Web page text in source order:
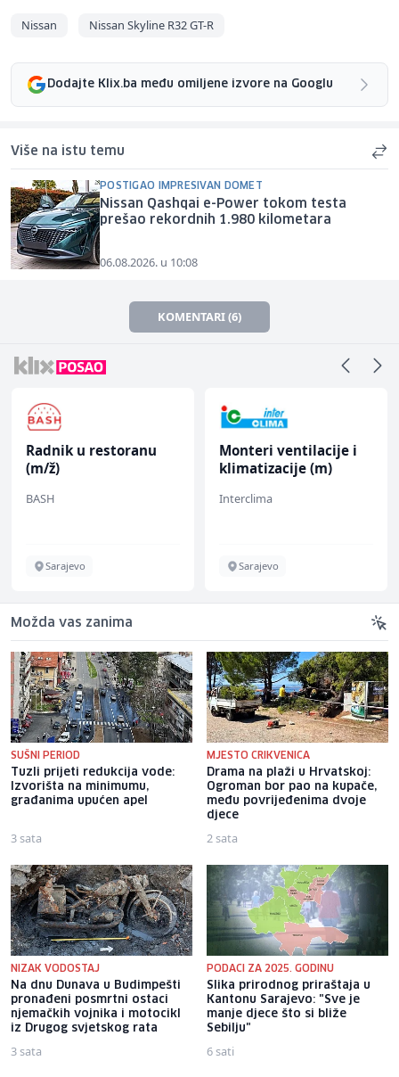
Nissan Nissan Skyline R32 GT-R
Dodajte Klix.ba među omiljene izvore na Googlu
Više na istu temu
POSTIGAO IMPRESIVAN DOMET
Nissan Qashqai e-Power tokom testa
prešao rekordnih 1.980 kilometara
06.08.2026. u 10:08
KOMENTARI (6)
Radnik u restoranu
(m/ž)
BASH
Sarajevo
Monteri ventilacije i
klimatizacije (m)
Interclima
Sarajevo
Možda vas zanima
SUŠNI PERIOD
Tuzli prijeti redukcija vode:
Izvorišta na minimumu,
građanima upućen apel
3 sata
MJESTO CRIKVENICA
Drama na plaži u Hrvatskoj:
Ogroman bor pao na kupače,
među povrijeđenima dvoje
djece
2 sata
NIZAK VODOSTAJ
Na dnu Dunava u Budimpešti
pronađeni posmrtni ostaci
njemačkih vojnika i motocikl
iz Drugog svjetskog rata
3 sata
PODACI ZA 2025. GODINU
Slika prirodnog priraštaja u
Kantonu Sarajevo: "Sve je
manje djece što si bliže
Sebilju"
6 sati